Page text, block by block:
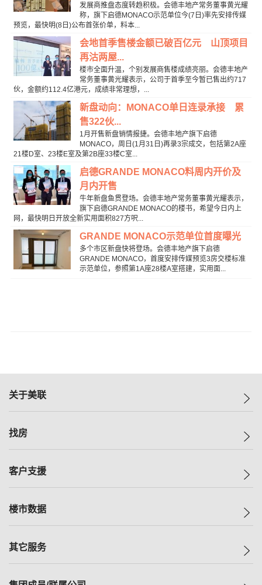
发展商推盘态度转趋积极。会德丰地产常务董事黄光耀
称，旗下启德MONACO示范单位今(7日)率先安排传媒
预览，最快明(8日)公布首张价单，料本...
会地首季售楼金额已破百亿元 山顶项目
再沽两屋...
楼市全面升温，个别发展商售楼成绩亮丽。会德丰地产
常务董事黄光耀表示，公司于首季至今暂已售出约717
伙，金额约112.4亿港元，成绩非常理想，...
新盘动向：MONACO单日连录承接 累
售322伙...
1月开售新盘销情报捷。会德丰地产旗下启德
MONACO，周日(1月31日)再录3宗成交，包括第2A座
21楼D室、23楼E室及第2B座33楼C室...
启德GRANDE MONACO料周内开价及
月内开售
牛年新盘鱼贯登场。会德丰地产常务董事黄光耀表示，
旗下启德GRANDE MONACO的楼书，希望今日内上
网，最快明日开放全新实用面积827方呎...
GRANDE MONACO示范单位首度曝光
多个市区新盘快将登场。会德丰地产旗下启德
GRANDE MONACO，首度安排传媒预览3房交楼标准
示范单位，参照第1A座28楼A室搭建，实用面...
关于美联
美联集团
人才招募
找房
一手新房
减价
美联豪宅
独家楼盘
租房
客户支援
自助放盘
查询热线
楼市数据
指数
其它服务
小区专页